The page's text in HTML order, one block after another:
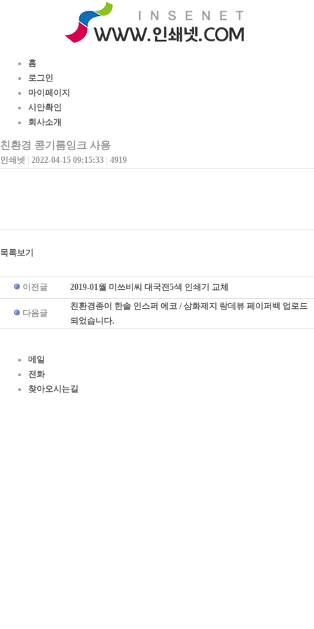
홈
로그인
마이페이지
시안확인
회사소개
친환경 콩기름잉크 사용
인쇄넷 2022-04-15 09:15:33 4919
목록보기
이전글 2019-01월 미쓰비씨 대국전5색 인쇄기 교체
다음글
친환경종이 한솔 인스퍼 에코 / 삼화제지 랑데뷰 페이퍼백 업로드
되었습니다.
메일
전화
찾아오시는길